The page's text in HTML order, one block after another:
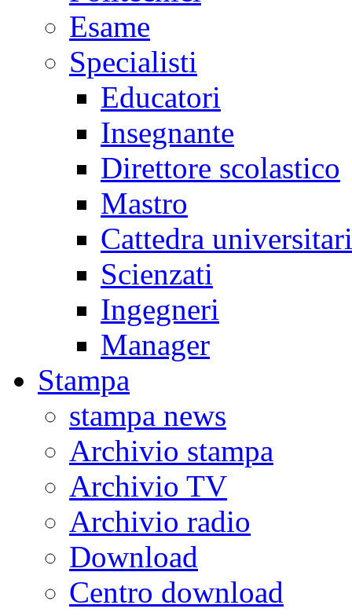
Esame
Specialisti
Educatori
Insegnante
Direttore scolastico
Mastro
Cattedra
Scienzati
Ingegneri
Manager
Stampa
stampa news
Archivio stampa
Archivio TV
Archivio radio
Download
Centro download